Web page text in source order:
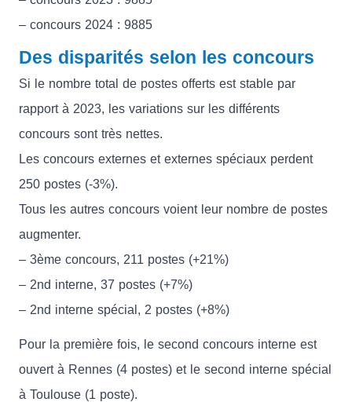
– concours 2024 : 9885
Des disparités selon les concours
Si le nombre total de postes offerts est stable par
rapport à 2023, les variations sur les différents
concours sont très nettes.
Les concours externes et externes spéciaux perdent
250 postes (-3%).
Tous les autres concours voient leur nombre de postes
augmenter.
– 3ème concours, 211 postes (+21%)
– 2nd interne, 37 postes (+7%)
– 2nd interne spécial, 2 postes (+8%)
Pour la première fois, le second concours interne est
ouvert à Rennes (4 postes) et le second interne spécial
à Toulouse (1 poste).